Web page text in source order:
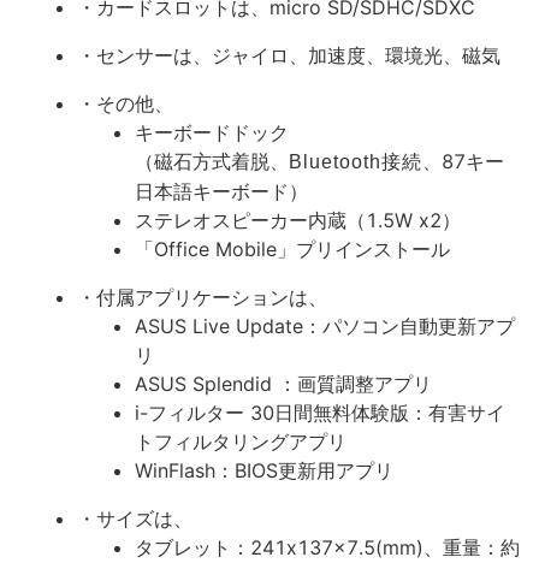
・カードスロットは、micro SD/SDHC/SDXC
・センサーは、ジャイロ、加速度、環境光、磁気
・その他、
キーボードドック
（磁石方式着脱、
Bluetooth接続、87キー
日本語キーボード）
ステレオスピーカー内蔵（1.5W x2）
「Office Mobile」プリインストール
・付属アプリケーションは、
ASUS Live Update：パソコン自動更新アプ
リ
ASUS Splendid ：画質調整アプリ
i-フィルター 30日間無料体験版：有害サイ
トフィルタリングアプリ
WinFlash：BIOS更新用アプリ
・サイズは、
タブレット：241x137x7.5(mm)、重量：約